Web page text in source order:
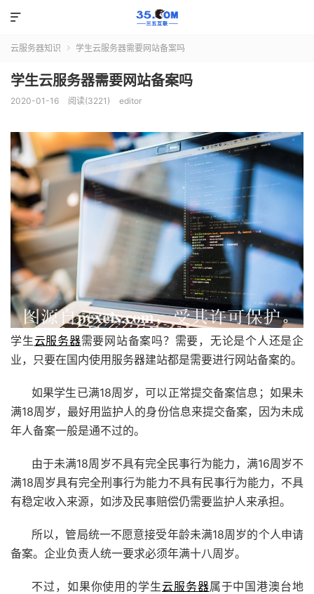

云服务器知识  学生云服务器需要网站备案吗
学生云服务器需要网站备案吗
2020-01-16 阅读(3221) editor
学生云服务器需要网站备案吗？需要，无论是个人还是企
业，只要在国内使用服务器建站都是需要进行网站备案的。
如果学生已满18周岁，可以正常提交备案信息；如果未
满18周岁，最好用监护人的身份信息来提交备案，因为未成
年人备案一般是通不过的。
由于未满18周岁不具有完全民事行为能力，满16周岁不
满18周岁具有完全刑事行为能力不具有民事行为能力，不具
有稳定收入来源，如涉及民事赔偿仍需要监护人来承担。
所以，管局统一不愿意接受年龄未满18周岁的个人申请
备案。企业负责人统一要求必须年满十八周岁。
不过，如果你使用的学生云服务器属于中国港澳台地